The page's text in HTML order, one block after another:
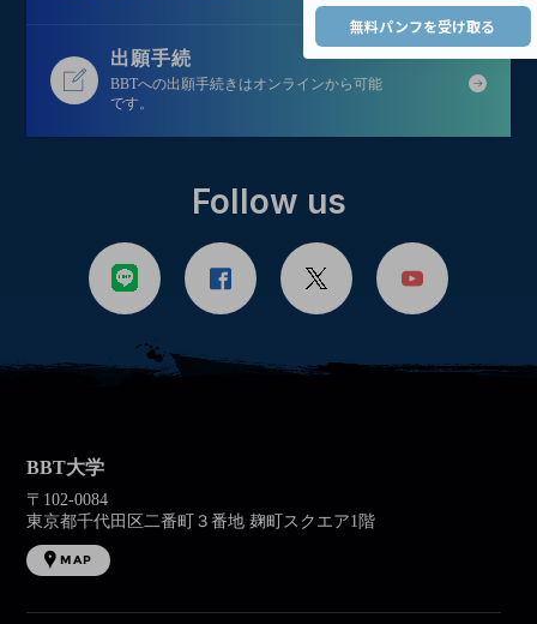
出願手続
BBTへの出願手続きはオンラインから可能
です。
Follow us
BBT大学
〒102-0084
東京都千代田区二番町３番地 麹町スクエア1階
MAP